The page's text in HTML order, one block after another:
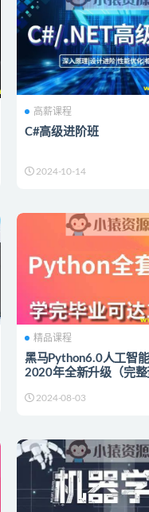
高薪课程
C#高级进阶班
2024-10-14
精品课程
黑马Python6.0人工智
2020年全新升级（完整
2024-08-03